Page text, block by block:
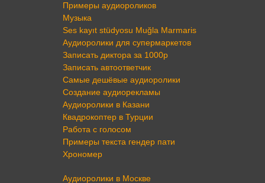
Примеры аудиороликов
Музыка
Ses kayıt stüdyosu Muğla Marmaris
Аудиоролики для супермаркетов
Записать диктора за 1000р
Записать автоответчик
Самые дешёвые аудиоролики
Создание аудиорекламы
Аудиоролики в Казани
Квадрокоптер в Турции
Работа с голосом
Примеры текста гендер пати
Хрономер
Аудиоролики в Москве